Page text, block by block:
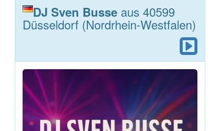
DJ Sven Busse aus 40599
Düsseldorf (Nordrhein-Westfalen)